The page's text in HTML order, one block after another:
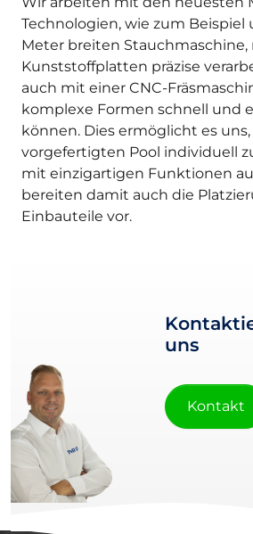
Technologien, wie zum Beispiel
Meter breiten
Kunststoffplatten präzise
auch mit einer CNC-
komplexe Formen schnell und
können. Dies ermöglicht es
vorgefertigten Pool individuell
mit einzigartigen Funktionen
bereiten damit auch die
Einbauteile vor.
uns
Kontakt